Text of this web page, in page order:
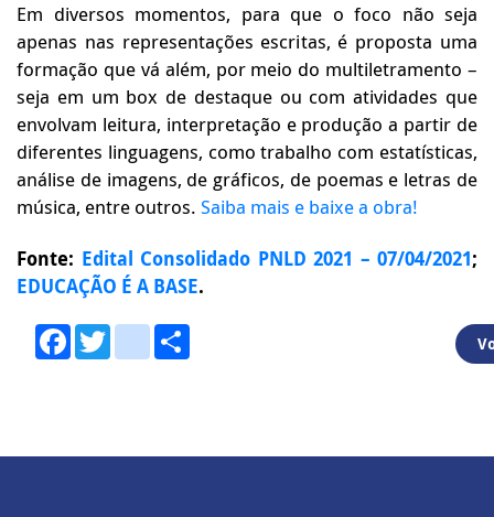
Em diversos momentos, para que o foco não seja
apenas nas representações escritas, é proposta uma
formação que vá além, por meio do multiletramento –
seja em um box de destaque ou com atividades que
envolvam leitura, interpretação e produção a partir de
diferentes linguagens, como trabalho com estatísticas,
análise de imagens, de gráficos, de poemas e letras de
música, entre outros. Saiba mais e baixe a obra!
Fonte: Edital Consolidado PNLD 2021 – 07/04/2021;
EDUCAÇÃO É A BASE.
FacebookTwitteryoutube